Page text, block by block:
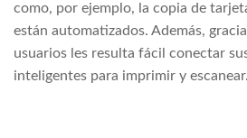
como, por ejemplo, la copia de
están automatizados. Además,
usuarios les resulta fácil conectar
inteligentes para imprimir y escanear.